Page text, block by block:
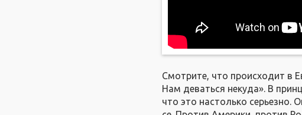
Смотрите, что происходит в
Нам деваться некуда». В
что это настолько